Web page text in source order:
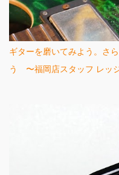
ギターを磨いてみよう。さ
う 〜福岡店スタッフ レッ